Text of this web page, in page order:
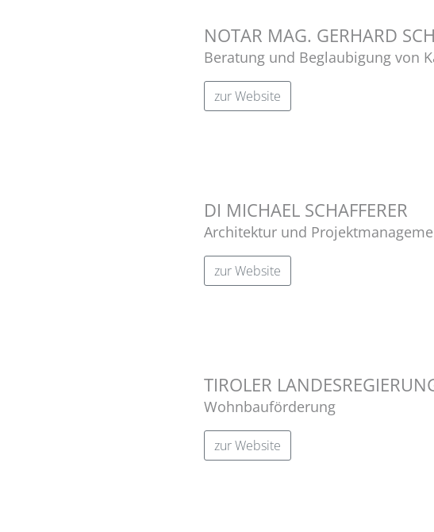
NOTAR MAG. GERHARD
Beratung und Beglaubigung von
zur Website
DI MICHAEL SCHAFFERER
Architektur und
zur Website
TIROLER
Wohnbauförderung
zur Website